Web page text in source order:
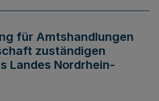
für Amtshandlungen
zuständigen
Landes Nordrhein-